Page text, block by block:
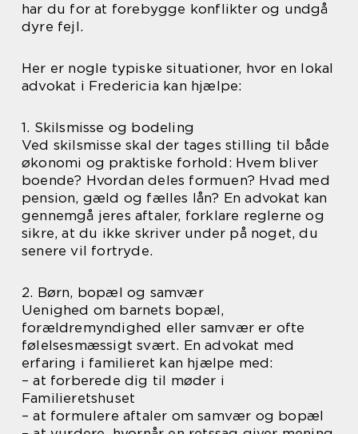
har du for at forebygge konflikter og undgå
dyre fejl.
Her er nogle typiske situationer, hvor en lokal
advokat i Fredericia kan hjælpe:
1. Skilsmisse og bodeling
Ved skilsmisse skal der tages stilling til både
økonomi og praktiske forhold: Hvem bliver
boende? Hvordan deles formuen? Hvad med
pension, gæld og fælles lån? En advokat kan
gennemgå jeres aftaler, forklare reglerne og
sikre, at du ikke skriver under på noget, du
senere vil fortryde.
2. Børn, bopæl og samvær
Uenighed om barnets bopæl,
forældremyndighed eller samvær er ofte
følelsesmæssigt svært. En advokat med
erfaring i familieret kan hjælpe med:
– at forberede dig til møder i
Familieretshuset
– at formulere aftaler om samvær og bopæl